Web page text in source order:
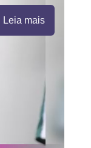
Leia mais